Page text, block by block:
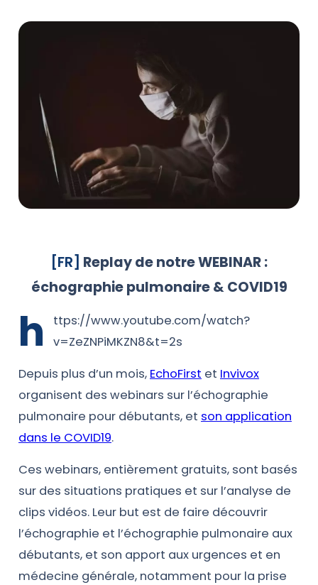
[FR] Replay de notre WEBINAR :
échographie pulmonaire & COVID19
h
ttps://www.youtube.com/watch?
v=ZeZNPiMKZN8&t=2s
Depuis plus d’un mois, EchoFirst et Invivox
organisent des webinars sur l’échographie
pulmonaire pour débutants, et son application
dans le COVID19.
Ces webinars, entièrement gratuits, sont basés
sur des situations pratiques et sur l’analyse de
clips vidéos. Leur but est de faire découvrir
l’échographie et l’échographie pulmonaire aux
débutants, et son apport aux urgences et en
médecine générale, notamment pour la prise